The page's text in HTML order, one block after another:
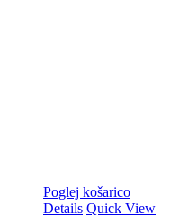
Poglej košarico
Details Quick View